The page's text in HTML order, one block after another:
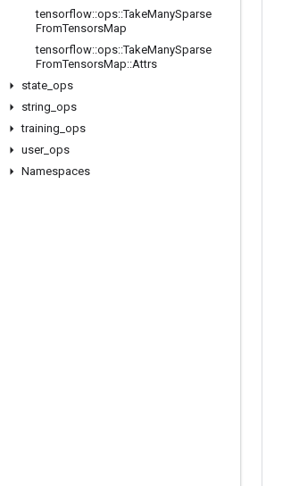
tensorflow::ops::TakeManySparse
FromTensorsMap
tensorflow::ops::TakeManySparse
FromTensorsMap::Attrs
state ops
string ops
training ops
user_ ops
Namespaces